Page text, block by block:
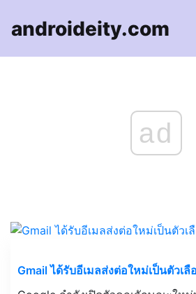
androideity.com
ad
Gmail ได้รับอีเมลส่งต่อใหม่เป็นตัวเ